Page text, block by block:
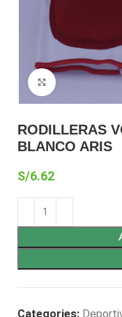
Click to
RODILLERAS
BLANCO ARIS
S/6.62
Categories: